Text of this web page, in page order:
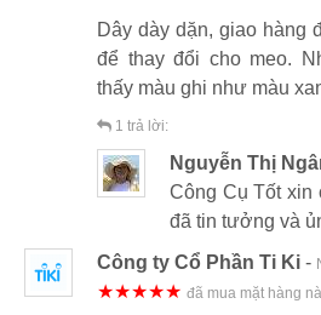
Dây dày dặn, giao hàng
để thay đổi cho meo.
thấy màu ghi như màu
1 trả lời:
Nguyễn Thị
Công Cụ Tốt xin
đã tin tưởng và
Công ty Cổ Phần Ti Ki -
★★★★★ đã mua mặt hàng